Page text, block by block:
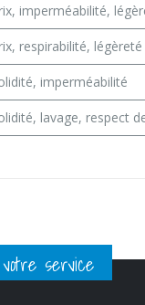
imperméabilité,
respirabilité, légèreté
imperméabilité
lavage, respect
service